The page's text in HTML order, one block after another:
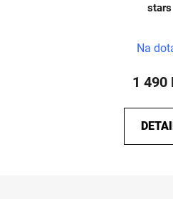
stars
Na
1 490